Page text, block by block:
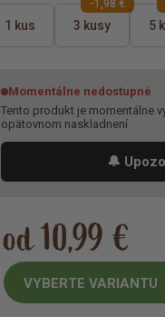
1 kus 3 kusy
-1,98 €
5
Momentálne nedostupné
Tento produkt je momentálne
opätovnom naskladnení
🔔
od 10,99 €
VYBERTE VARIANTU